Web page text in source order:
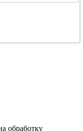
обработку